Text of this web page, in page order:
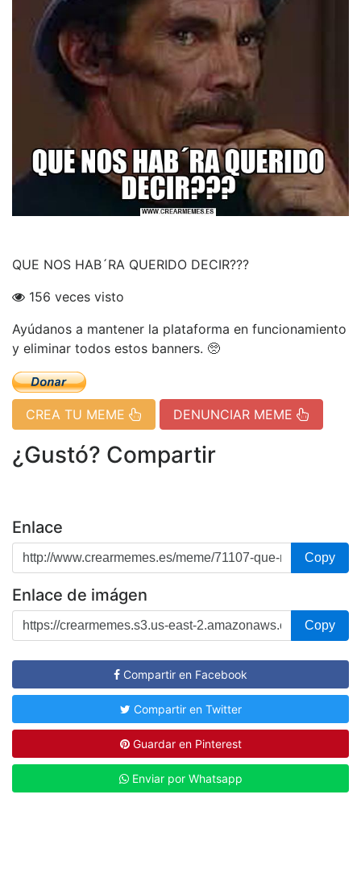
QUE NOS HAB´RA QUERIDO DECIR???
156 veces visto
Ayúdanos a mantener la plataforma en funcionamiento
y eliminar todos estos banners. 🥺
CREA TU MEME DENUNCIAR MEME
¿Gustó? Compartir
Enlace
Copy
Enlace de imágen
Copy
Compartir en Facebook
Compartir en Twitter
Guardar en Pinterest
Enviar por Whatsapp